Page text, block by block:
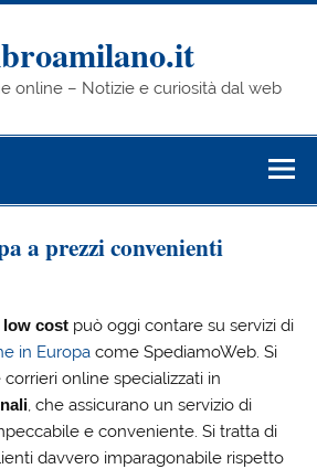
online – Notizie e curiosità dal web
a prezzi convenienti
low cost può oggi contare su servizi di
in Europa come SpediamoWeb. Si
online specializzati in
, che assicurano un servizio di
e conveniente. Si tratta di
davvero imparagonabile rispetto